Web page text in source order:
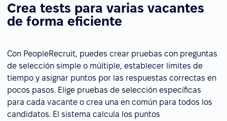
Crea tests para varias vacantes
de forma eficiente
Con PeopleRecruit, puedes crear pruebas con preguntas
de selección simple o múltiple, establecer límites de
tiempo y asignar puntos por las respuestas correctas en
pocos pasos. Elige pruebas de selección específicas
para cada vacante o crea una en común para todos los
candidatos. El sistema calcula los puntos